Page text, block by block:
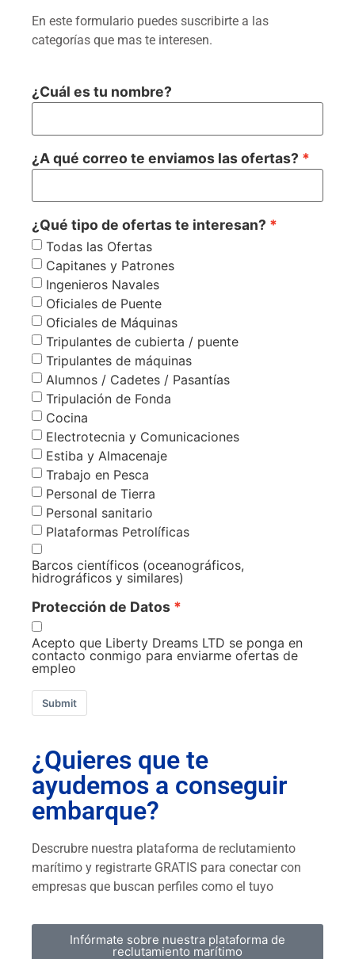
En este formulario puedes suscribirte a las
categorías que mas te interesen.
¿Cuál es tu nombre?
¿A qué correo te enviamos las ofertas?
¿Qué tipo de ofertas te interesan?
Todas las Ofertas
Capitanes y Patrones
Ingenieros Navales
Oficiales de Puente
Oficiales de Máquinas
Tripulantes de cubierta / puente
Tripulantes de máquinas
Alumnos / Cadetes / Pasantías
Tripulación de Fonda
Cocina
Electrotecnia y Comunicaciones
Estiba y Almacenaje
Trabajo en Pesca
Personal de Tierra
Personal sanitario
Plataformas Petrolíficas
Barcos científicos (oceanográficos,
hidrográficos y similares)
Protección de Datos
Acepto que Liberty Dreams LTD se ponga en
contacto conmigo para enviarme ofertas de
empleo
Submit
¿Quieres que te
ayudemos a conseguir
embarque?
Descrubre nuestra plataforma de reclutamiento
marítimo y registrarte GRATIS para conectar con
empresas que buscan perfiles como el tuyo
Infórmate sobre nuestra plataforma de
reclutamiento marítimo